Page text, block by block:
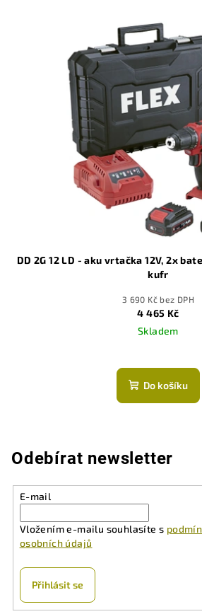
DD 2G 12 LD - aku vrtačka 12V, 2x
kufr
3 690 Kč bez DPH
4 465 Kč
Skladem
Do košíku
Odebírat newsletter
E-mail
Vložením e-mailu souhlasíte s
osobních údajů
Přihlásit se